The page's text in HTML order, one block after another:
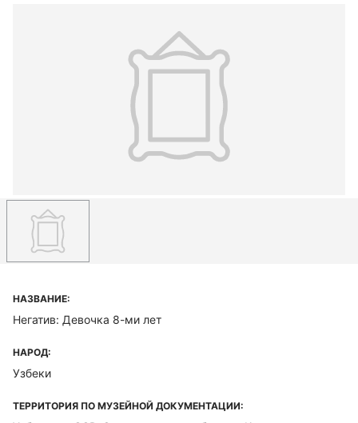
НАЗВАНИЕ:
Негатив: Девочка 8-ми лет
НАРОД:
Узбеки
ТЕРРИТОРИЯ ПО МУЗЕЙНОЙ ДОКУМЕНТАЦИИ: